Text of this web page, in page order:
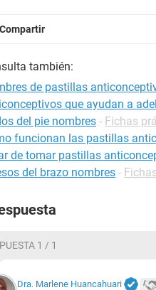
Compartir
también:
de pastillas
que ayudan a
del pie nombres - Fichas
funcionan las pastillas
de tomar pastillas
del brazo nombres -
1 / 1
Dra. Marlene Huancahuari